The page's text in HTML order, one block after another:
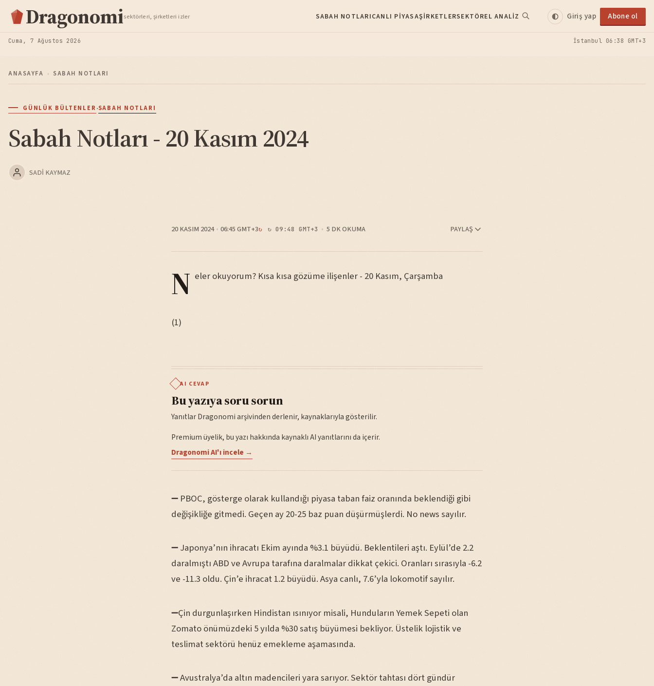
Dragonomisektörleri, şirketleri izler SABAH NOTLARICANLI PIYASAŞIRKETLERSEKTÖREL ANALIZ Giriş yap Abone ol
Cuma, 7 Ağustos 2026 İstanbul 06:38 GMT+3
ANASAYFA › SABAH NOTLARI
GÜNLÜK BÜLTENLER·SABAH NOTLARI
Sabah Notları - 20 Kasım 2024
SADI KAYMAZ
20 KASIM 2024 06:45 GMT+3 ↻ 09:48 GMT+3 5 DK OKUMA PAYLAŞ
N eler okuyorum? Kısa kısa gözüme ilişenler - 20 Kasım, Çarşamba
(1)
AI CEVAP
Bu yazıya soru sorun
Yanıtlar Dragonomi arşivinden derlenir, kaynaklarıyla gösterilir.
Premium üyelik, bu yazı hakkında kaynaklı AI yanıtlarını da içerir.
Dragonomi AI'ı incele →
➖ PBOC, gösterge olarak kullandığı piyasa taban faiz oranında beklendiği gibi
değişikliğe gitmedi. Geçen ay 20-25 baz puan düşürmüşlerdi. No news sayılır.
➖ Japonya’nın ihracatı Ekim ayında %3.1 büyüdü. Beklentileri aştı. Eylül’de 2.2
daralmıştı ABD ve Avrupa tarafına daralmalar dikkat çekici. Oranları sırasıyla -6.2
ve -11.3 oldu. Çin’e ihracat 1.2 büyüdü. Asya canlı, 7.6’yla lokomotif sayılır.
➖Çin durgunlaşırken Hindistan ısınıyor misali, Hunduların Yemek Sepeti olan
Zomato önümüzdeki 5 yılda %30 satış büyümesi bekliyor. Üstelik lojistik ve
teslimat sektörü henüz emekleme aşamasında.
➖ Avustralya’da altın madencileri yara sarıyor. Sektör tahtası dört gündür